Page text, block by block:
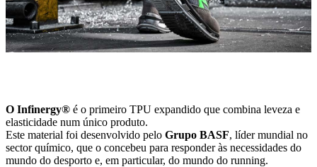
O Infinergy® é o primeiro TPU expandido que combina leveza e
elasticidade num único produto.
Este material foi desenvolvido pelo Grupo BASF, líder mundial no
sector químico, que o concebeu para responder às necessidades do
mundo do desporto e, em particular, do mundo do running.